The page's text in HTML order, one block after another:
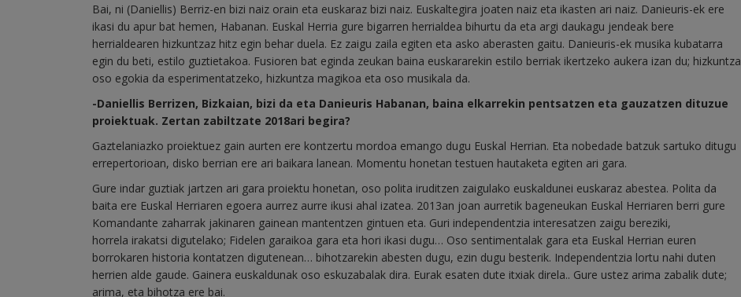
Bai, ni (Daniellis) Berriz-en bizi naiz orain eta euskaraz bizi naiz. Euskaltegira joaten naiz eta ikasten ari naiz. Danieuris-ek ere
ikasi du apur bat hemen, Habanan. Euskal Herria gure bigarren herrialdea bihurtu da eta argi daukagu jendeak bere
herrialdearen hizkuntzaz hitz egin behar duela. Ez zaigu zaila egiten eta asko aberasten gaitu. Danieuris-ek musika kubatarra
egin du beti, estilo guztietakoa. Fusioren bat eginda zeukan baina euskararekin estilo berriak ikertzeko aukera izan du; hizkuntza
oso egokia da esperimentatzeko, hizkuntza magikoa eta oso musikala da.
-Daniellis Berrizen, Bizkaian, bizi da eta Danieuris Habanan, baina elkarrekin pentsatzen eta gauzatzen dituzue
proiektuak. Zertan zabiltzate 2018ari begira?
Gaztelaniazko proiektuez gain aurten ere kontzertu mordoa emango dugu Euskal Herrian. Eta nobedade batzuk sartuko ditugu
errepertorioan, disko berrian ere ari baikara lanean. Momentu honetan testuen hautaketa egiten ari gara.
Gure indar guztiak jartzen ari gara proiektu honetan, oso polita iruditzen zaigulako euskaldunei euskaraz abestea. Polita da
baita ere Euskal Herriaren egoera aurrez aurre ikusi ahal izatea. 2013an joan aurretik bageneukan Euskal Herriaren berri gure
Komandante zaharrak jakinaren gainean mantentzen gintuen eta. Guri independentzia interesatzen zaigu bereziki,
horrela irakatsi digutelako; Fidelen garaikoa gara eta hori ikasi dugu… Oso sentimentalak gara eta Euskal Herrian euren
borrokaren historia kontatzen digutenean… bihotzarekin abesten dugu, ezin dugu besterik. Independentzia lortu nahi duten
herrien alde gaude. Gainera euskaldunak oso eskuzabalak dira. Eurak esaten dute itxiak direla.. Gure ustez arima zabalik dute;
arima, eta bihotza ere bai.